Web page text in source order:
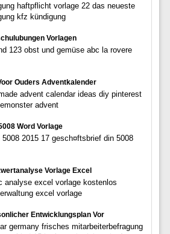
haftpflicht vorlage 22 das neueste
kfz kündigung
Vorlagen
123 obst und gemüse abc la rovere
Ouders Adventkalender
advent calendar ideas diy pinterest
advent
Word Vorlage
5008 2015 17 gesch¤ftsbrief din 5008
Vorlage Excel
analyse excel vorlage kostenlos
excel vorlage
Entwicklungsplan Vor
germany frisches mitarbeiterbefragung